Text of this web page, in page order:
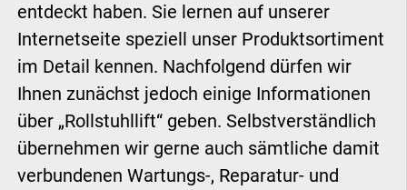
entdeckt haben. Sie lernen auf unserer
Internetseite speziell unser Produktsortiment
im Detail kennen. Nachfolgend dürfen wir
Ihnen zunächst jedoch einige Informationen
über „Rollstuhllift“ geben. Selbstverständlich
übernehmen wir gerne auch sämtliche damit
verbundenen Wartungs-, Reparatur- und